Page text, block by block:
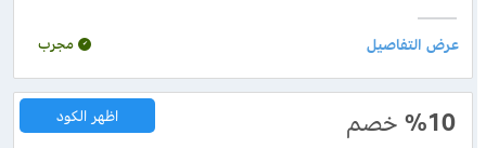
مجرب
%10 خصم اظهر الكود